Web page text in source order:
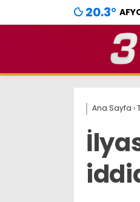
20.3°
Ana Sayfa ›